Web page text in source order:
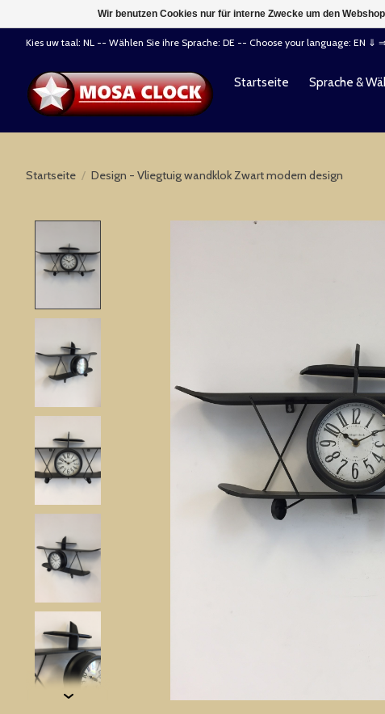
Kies uw taal: NL -- Wählen Sie ihre Sprache: DE -- Choose your language: EN ⇓
Startseite Sprache &
Startseite / Design - Vliegtuig wandklok Zwart modern design
Product image slideshow Items
Wir benutzen Cookies nur für interne Zwecke um den